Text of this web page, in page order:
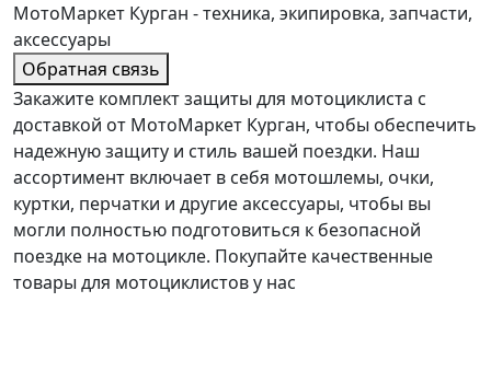
МотоМаркет Курган - техника, экипировка, запчасти,
аксессуары
Обратная связь
Закажите комплект защиты для мотоциклиста с
доставкой от МотоМаркет Курган, чтобы обеспечить
надежную защиту и стиль вашей поездки. Наш
ассортимент включает в себя мотошлемы, очки,
куртки, перчатки и другие аксессуары, чтобы вы
могли полностью подготовиться к безопасной
поездке на мотоцикле. Покупайте качественные
товары для мотоциклистов у нас